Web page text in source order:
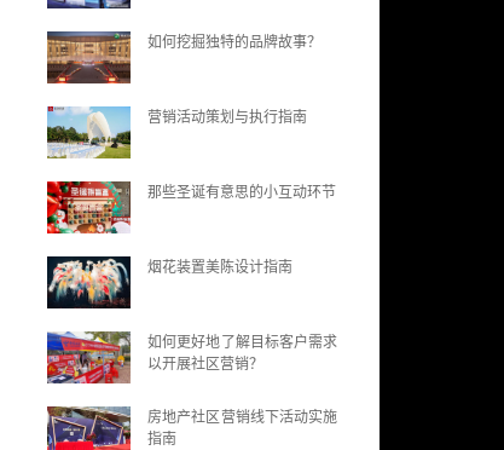
如何挖掘独特的品牌故事？
营销活动策划与执行指南
那些圣诞有意思的小互动环节
烟花装置美陈设计指南
如何更好地了解目标客户需求
以开展社区营销？
房地产社区营销线下活动实施
指南